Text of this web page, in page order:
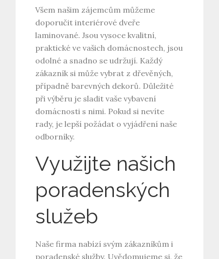
Všem našim zájemcům můžeme
doporučitinteriérové dveře
laminované. Jsou vysoce kvalitní,
praktické ve vašich domácnostech, jsou
odolné a snadno se udržují. Každý
zákazník si může vybrat z dřevěných,
případně barevných dekorů. Důležité
při výběru je sladit vaše vybavení
domácnosti s nimi. Pokud si nevíte
rady, je lepší požádat o vyjádření naše
odborníky.
Využijte našich
poradenských
služeb
Naše firma nabízí svým zákazníkům i
poradenské služby. Uvědomujeme si, že